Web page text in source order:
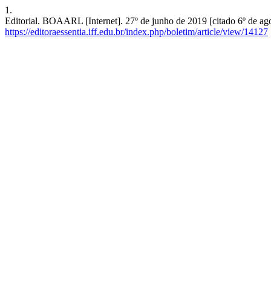
1.
Editorial. BOAARL [Internet]. 27º de junho de 2019 [citado 6º de
https://editoraessentia.iff.edu.br/index.php/boletim/article/view/14127